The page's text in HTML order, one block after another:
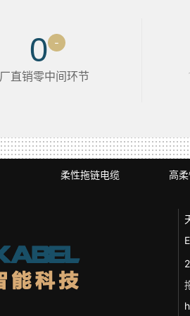
0 -
直销零中间环节
柔性拖链电缆 高